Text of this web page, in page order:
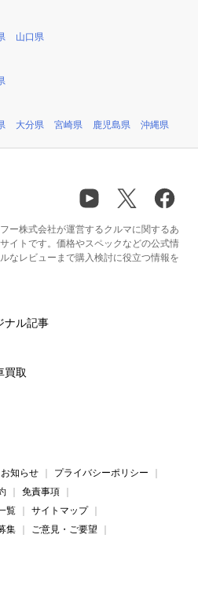
山口県
大分県 宮崎県 鹿児島県 沖縄県
ー株式会社が運営するクルマに関するあ
イトです。価格やスペックなどの公式情
なレビューまで購入検討に役立つ情報を
ナル記事
買取
お知らせ
プライバシーポリシー
免責事項
覧
サイトマップ
集
ご意見・ご要望